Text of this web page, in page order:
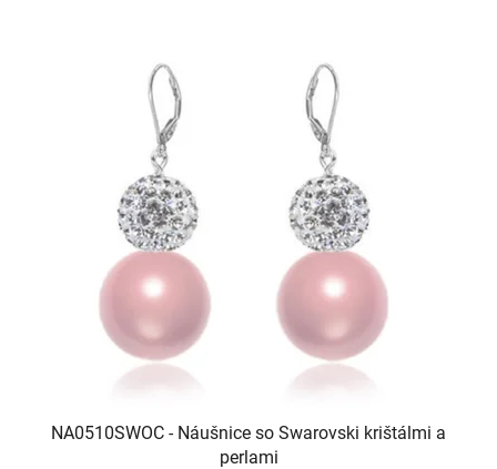
NA0510SWOC - Náušnice so Swarovski krištálmi a
perlami